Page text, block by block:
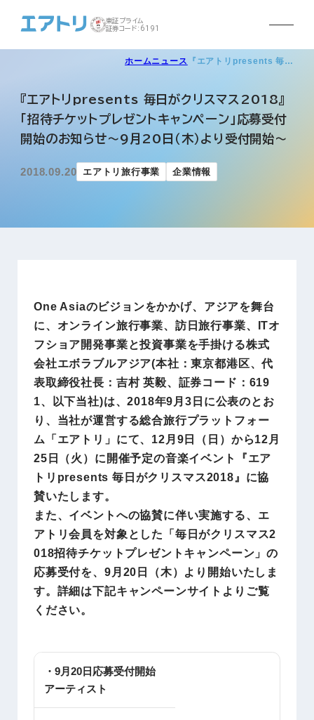
東証プライム
証券コード:6191
ホームニュース 『エアトリpresents 毎…
『エアトリpresents 毎日がクリスマス2018』
「招待チケットプレゼントキャンペーン」応募受付
開始のお知らせ～9月20日（木）より受付開始～
2018.09.20 エアトリ旅行事業 企業情報
One Asiaのビジョンをかかげ、アジアを舞台
に、オンライン旅行事業、訪日旅行事業、ITオ
フショア開発事業と投資事業を手掛ける株式
会社エボラブルアジア(本社：東京都港区、代
表取締役社長：吉村 英毅、証券コード：619
1、以下当社)は、2018年9月3日に公表のとお
り、当社が運営する総合旅行プラットフォー
ム「エアトリ」にて、12月9日（日）から12月
25日（火）に開催予定の音楽イベント『エア
トリpresents 毎日がクリスマス2018』に協
賛いたします。
また、イベントへの協賛に伴い実施する、エ
アトリ会員を対象とした「毎日がクリスマス2
018招待チケットプレゼントキャンペーン」の
応募受付を、9月20日（木）より開始いたしま
す。詳細は下記キャンペーンサイトよりご覧
ください。
・9月20日応募受付開始
アーティスト